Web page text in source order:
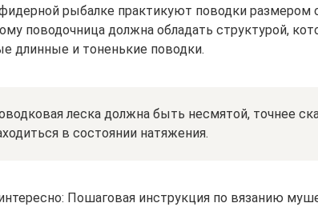
рыбалке практикуют поводки размером
поводочница должна обладать структурой,
длинные и тоненькие поводки.
леска должна быть несмятой, точнее
в состоянии натяжения.
Пошаговая инструкция по вязанию